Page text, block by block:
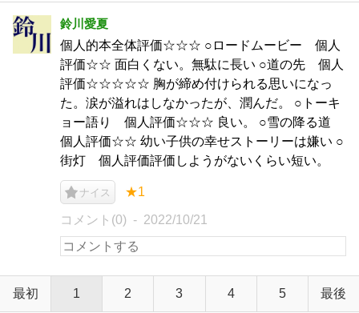
鈴川愛夏
個人的本全体評価☆☆☆ ○ロードムービー 個人
評価☆☆ 面白くない。無駄に長い ○道の先 個人
評価☆☆☆☆☆ 胸が締め付けられる思いになっ
た。涙が溢れはしなかったが、潤んだ。 ○トーキ
ョー語り 個人評価☆☆☆ 良い。 ○雪の降る道
個人評価☆☆ 幼い子供の幸せストーリーは嫌い ○
街灯 個人評価評価しようがないくらい短い。
ナイス ★1
コメント(0) 2022/10/21
最初 1 2 3 4 5 最後